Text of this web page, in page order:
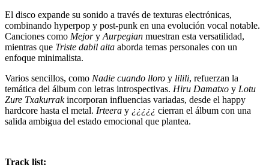
El disco expande su sonido a través de texturas electrónicas,
combinando hyperpop y post-punk en una evolución vocal notable.
Canciones como Mejory Aurpegian muestran esta versatilidad,
mientras que Triste dabil aita aborda temas personales con un
enfoque minimalista.
Varios sencillos, como Nadie cuando lloro y lilili, refuerzan la
temática del álbum con letras introspectivas. Hiru Damatxo y Lotu
Zure Txakurrakincorporan influencias variadas, desde el happy
hardcore hasta el metal. Irteera y ¿¿¿¿¿ cierran el álbum con una
salida ambigua del estado emocional que plantea.
Track list: